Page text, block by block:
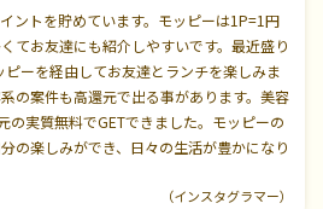
ントを貯めています。モッピーは1P=1円
てお友達にも紹介しやすいです。最近盛り
ピーを経由してお友達とランチを楽しみま
の案件も高還元で出る事があります。美容
の実質無料でGETできました。モッピーの
の楽しみができ、日々の生活が豊かになり
（インスタグラマー）